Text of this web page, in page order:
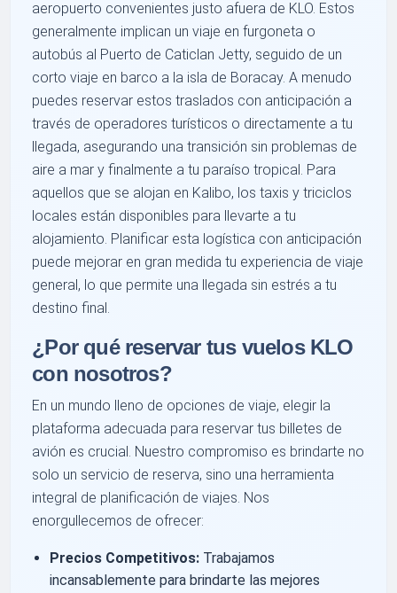
aeropuerto convenientes justo afuera de KLO. Estos
generalmente implican un viaje en furgoneta o
autobús al Puerto de Caticlan Jetty, seguido de un
corto viaje en barco a la isla de Boracay. A menudo
puedes reservar estos traslados con anticipación a
través de operadores turísticos o directamente a tu
llegada, asegurando una transición sin problemas de
aire a mar y finalmente a tu paraíso tropical. Para
aquellos que se alojan en Kalibo, los taxis y triciclos
locales están disponibles para llevarte a tu
alojamiento. Planificar esta logística con anticipación
puede mejorar en gran medida tu experiencia de viaje
general, lo que permite una llegada sin estrés a tu
destino final.
¿Por qué reservar tus vuelos KLO
con nosotros?
En un mundo lleno de opciones de viaje, elegir la
plataforma adecuada para reservar tus billetes de
avión es crucial. Nuestro compromiso es brindarte no
solo un servicio de reserva, sino una herramienta
integral de planificación de viajes. Nos
enorgullecemos de ofrecer:
Precios Competitivos: Trabajamos
incansablemente para brindarte las mejores